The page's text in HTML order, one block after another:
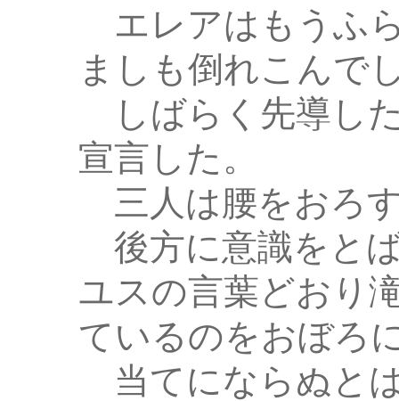
エレアはもうふ
ましも倒れこんで
しばらく先導し
宣言した。
三人は腰をおろ
後方に意識をと
ユスの言葉どおり
ているのをおぼろ
当てにならぬと